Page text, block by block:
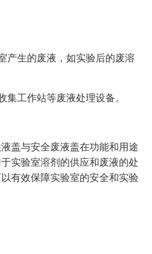
产生的废液，如实验后的废溶
工作站等废液处理设备。
盖与安全废液盖在功能和用途
实验室溶剂的供应和废液的处
有效保障实验室的安全和实验